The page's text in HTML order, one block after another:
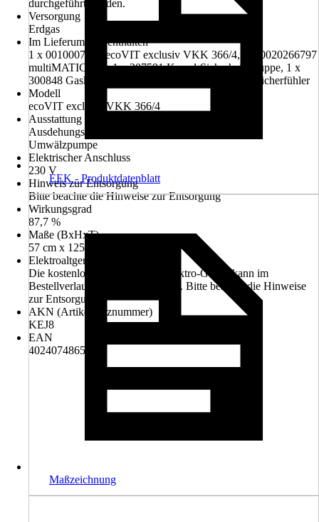
durchgeführt werden.
Versorgung
Erdgas
Im Lieferumfang enthalten
1 x 0010007516 ecoVIT exclusiv VKK 366/4, 1 x 0020266797
multiMATIC 700, 1 x 307591 Kessel-Sicherheitsgruppe, 1 x
300848 Gaskugelhahn-Durchgang, 1 x 306257 Speicherfühler
Modell
ecoVIT exclusiv VKK 366/4
Ausstattung
Ausdehungsgefäß, Manometer, Sicherheitsventil,
Umwälzpumpe
Elektrischer Anschluss
230 V
Hinweis zur Entsorgung
Bitte beachte die Hinweise zur Entsorgung
Wirkungsgrad
87,7 %
Maße (BxHxT)
57 cm x 125 cm x 69 cm
Elektroaltgerät-Rücknahme
Die kostenlose Rückgabe des Elektro-Geräts kann im
Bestellverlauf ausgewählt werden. Bitte beachte die Hinweise
zur Entsorgung.
AKN (Artikelkurznummer)
KEJ8
EAN
4024074865781
EEK - Produktdatenblatt
Maßzeichnung